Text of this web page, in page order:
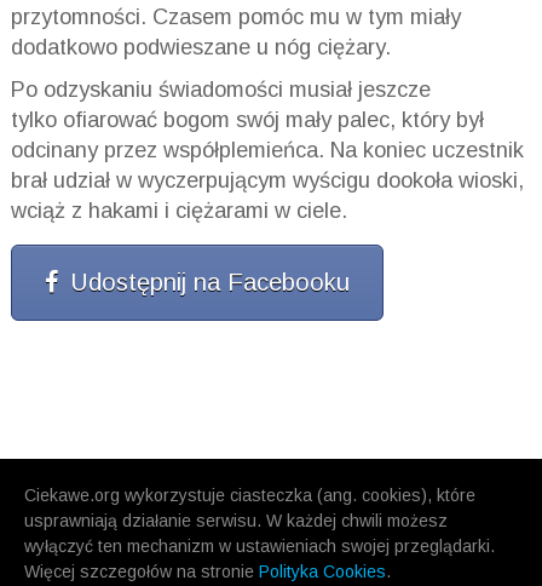
Ciekawe.org wykorzystuje ciasteczka (ang. cookies), które
usprawniają działanie serwisu. W każdej chwili możesz
wyłączyć ten mechanizm w ustawieniach swojej przeglądarki.
Więcej szczegołów na stronie Polityka Cookies.
przytomności. Czasem pomóc mu w tym miały
dodatkowo podwieszane u nóg ciężary.
Po odzyskaniu świadomości musiał jeszcze
tylko ofiarować bogom swój mały palec, który był
odcinany przez współplemieńca. Na koniec uczestnik
brał udział w wyczerpującym wyścigu dookoła wioski,
wciąż z hakami i ciężarami w ciele.
Udostępnij na Facebooku